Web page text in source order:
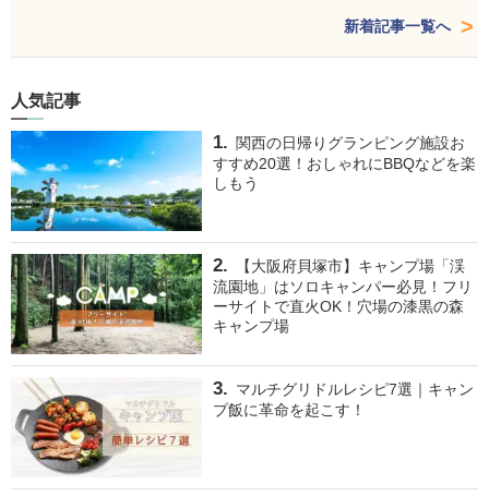
新着記事一覧へ
人気記事
関西の日帰りグランピング施設お
すすめ20選！おしゃれにBBQなどを楽
しもう
【大阪府貝塚市】キャンプ場「渓
流園地」はソロキャンパー必見！フリ
ーサイトで直火OK！穴場の漆黒の森
キャンプ場
マルチグリドルレシピ7選｜キャン
プ飯に革命を起こす！